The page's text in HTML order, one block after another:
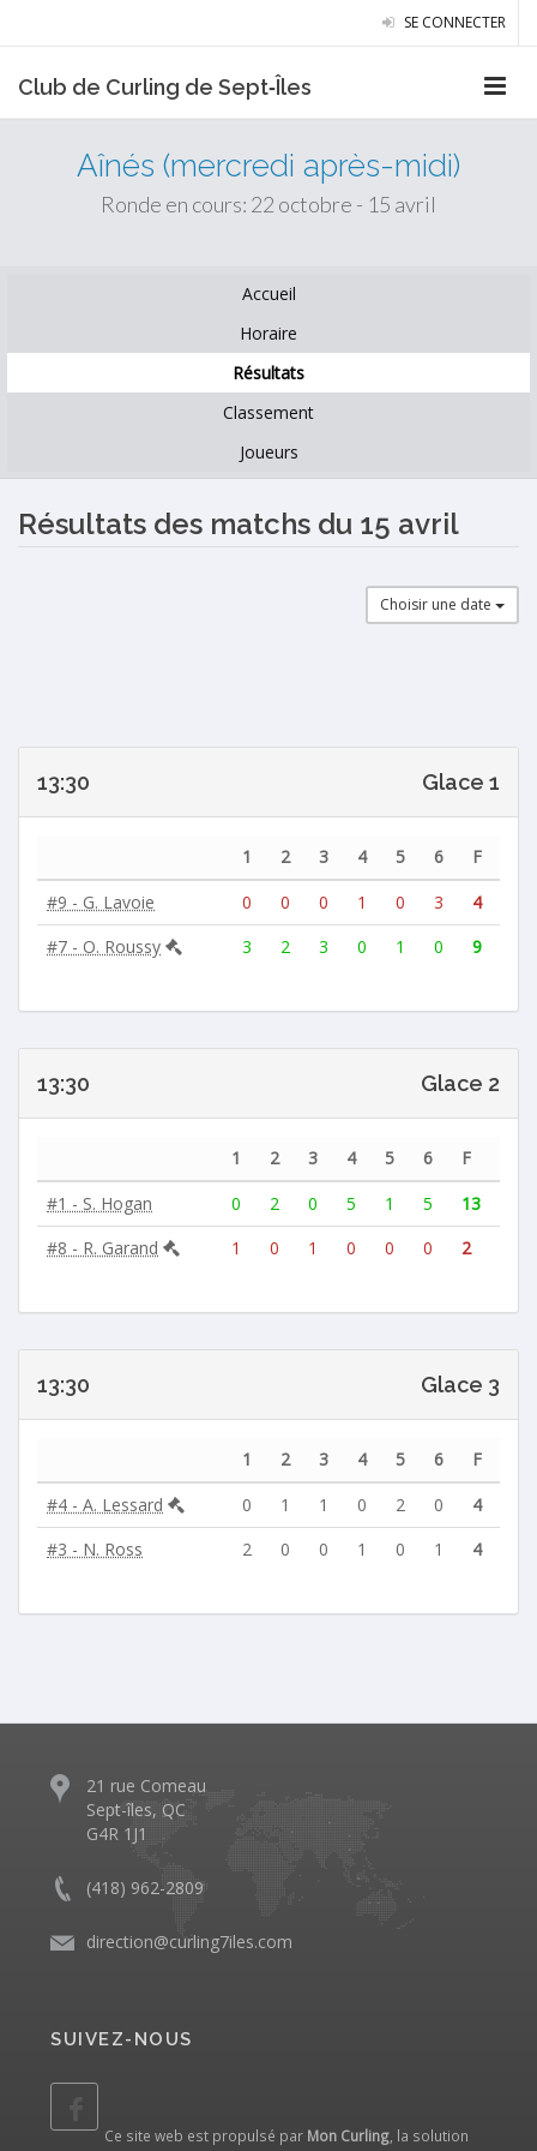
SE CONNECTER
Club de Curling de Sept‑Îles
Aînés (mercredi après-midi)
Ronde en cours: 22 octobre - 15 avril
Accueil
Horaire
Résultats
Classement
Joueurs
Résultats des matchs du 15 avril
Choisir une date
13:30 Glace 1
1 2 3 4 5 6
F
#9 - G. Lavoie
0 0 0 1 0 3
4
#7 - O. Roussy
3 2 3 0 1 0 9
13:30 Glace 2
1 2 3 4 5 6
F
#1 - S. Hogan
0 2 0 5 1 5
13
#8 - R. Garand
1 0 1 0 0 0 2
13:30 Glace 3
1 2 3 4 5 6
F
#4 - A. Lessard
0 1 1 0 2 0
4
#3 - N. Ross
2 0 0 1 0 1 4
21 rue Comeau
Sept-îles, QC
G4R 1J1
(418) 962-2809
direction@curling7iles.com
SUIVEZ-NOUS
Ce site web est propulsé par Mon Curling , la solution